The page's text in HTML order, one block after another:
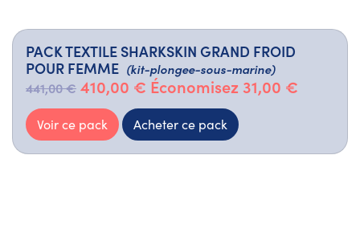
PACK TEXTILE SHARKSKIN GRAND FROID
POUR FEMME (kit-plongee-sous-marine)
441,00 € 410,00 € Économisez 31,00 €
Voir ce pack Acheter ce pack